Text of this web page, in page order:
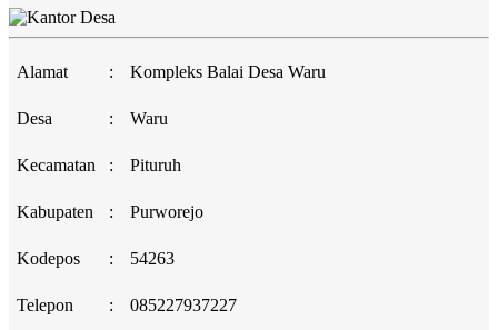
Alamat : Kompleks Balai Desa Waru
Desa : Waru
Kecamatan : Pituruh
Kabupaten : Purworejo
Kodepos : 54263
Telepon : 085227937227